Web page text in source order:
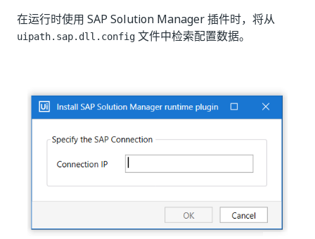
在运行时使用 SAP Solution Manager 插件时，将从
uipath.sap.dll.config 文件中检索配置数据。